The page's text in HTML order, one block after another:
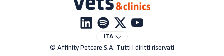
ITA
© Affinity Petcare S.A. Tutti i diritti riservati